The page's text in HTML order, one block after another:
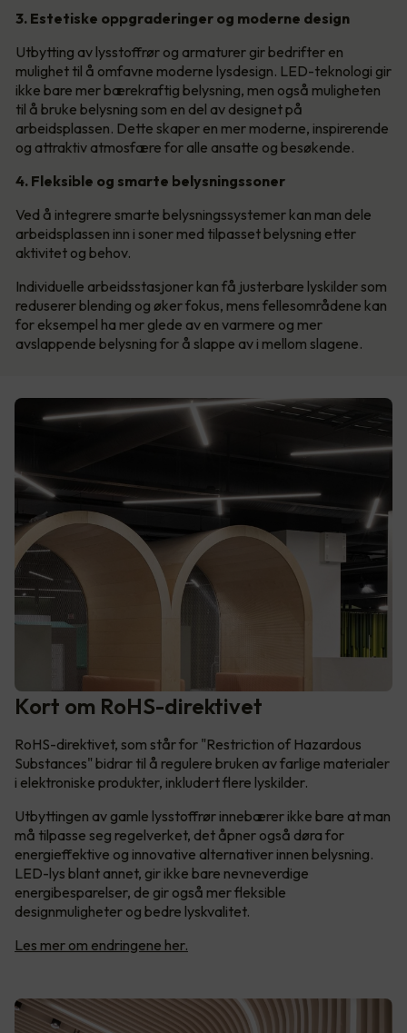
3. Estetiske oppgraderinger og moderne design
Utbytting av lysstoffrør og armaturer gir bedrifter en
mulighet til å omfavne moderne lysdesign. LED-teknologi gir
ikke bare mer bærekraftig belysning, men også muligheten
til å bruke belysning som en del av designet på
arbeidsplassen. Dette skaper en mer moderne, inspirerende
og attraktiv atmosfære for alle ansatte og besøkende.
4. Fleksible og smarte belysningssoner
Ved å integrere smarte belysningssystemer kan man dele
arbeidsplassen inn i soner med tilpasset belysning etter
aktivitet og behov.
Individuelle arbeidsstasjoner kan få justerbare lyskilder som
reduserer blending og øker fokus, mens fellesområdene kan
for eksempel ha mer glede av en varmere og mer
avslappende belysning for å slappe av i mellom slagene.
Kort om RoHS-direktivet
RoHS-direktivet, som står for "Restriction of Hazardous
Substances" bidrar til å regulere bruken av farlige materialer
i elektroniske produkter, inkludert flere lyskilder.
Utbyttingen av gamle lysstoffrør innebærer ikke bare at man
må tilpasse seg regelverket, det åpner også døra for
energieffektive og innovative alternativer innen belysning.
LED-lys blant annet, gir ikke bare nevneverdige
energibesparelser, de gir også mer fleksible
designmuligheter og bedre lyskvalitet.
Les mer om endringene her.